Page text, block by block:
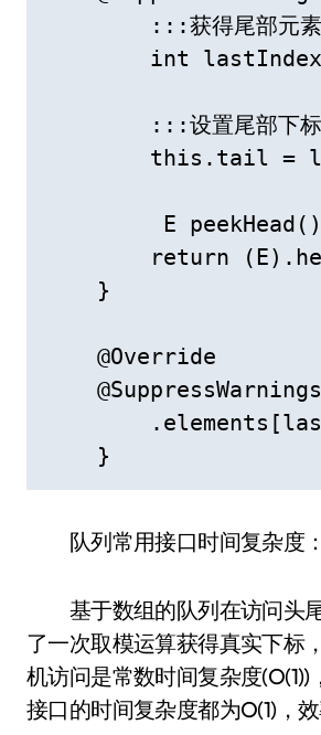
:::获得尾部元素
int
        :::设置尾部下标
this.tail =
E
return
    }
    @Override
    }
队列常用接口时间复杂度：
基于数组的队列在访问头
了一次取模运算获得真实下标
机访问是常数时间复杂度(O(1))
接口的时间复杂度都为O(1)，效